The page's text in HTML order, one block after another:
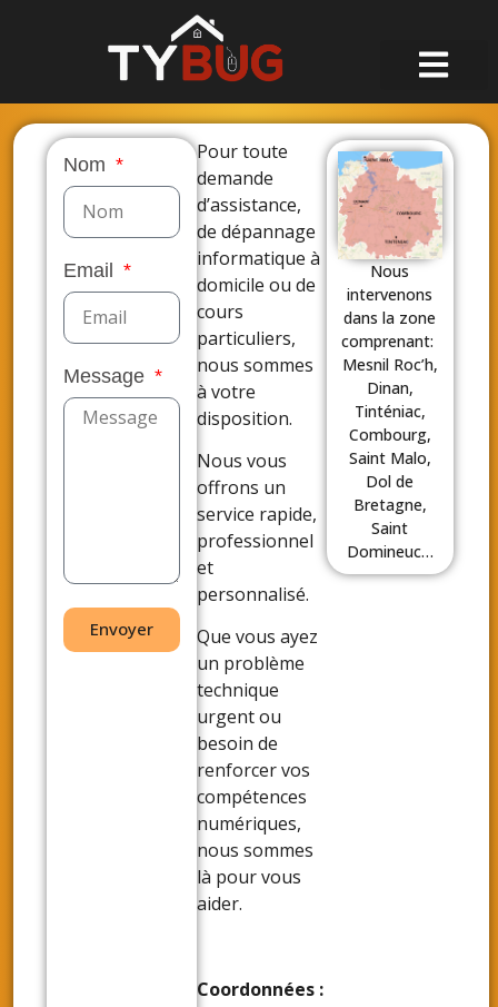
Nom
Email
Message
Envoyer
Pour toute
demande
d’assistance,
de dépannage
informatique à
domicile ou de
cours
particuliers,
nous sommes
à votre
disposition.
Nous vous
offrons un
service rapide,
professionnel
et
personnalisé.
Que vous ayez
un problème
technique
urgent ou
besoin de
renforcer vos
compétences
numériques,
nous sommes
là pour vous
aider.
Coordonnées :
Nous
intervenons
dans la zone
comprenant:
Mesnil Roc’h,
Dinan,
Tinténiac,
Combourg,
Saint Malo,
Dol de
Bretagne,
Saint
Domineuc…